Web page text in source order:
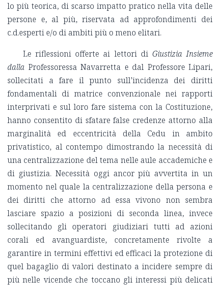
lo più teorica, di scarso impatto pratico nella vita delle
persone e, al più, riservata ad approfondimenti dei
c.d.esperti e/o di ambiti più o meno elitari.
Le riflessioni offerte ai lettori di Giustizia Insieme
dalla Professoressa Navarretta e dal Professore Lipari,
sollecitati a fare il punto sull’incidenza dei diritti
fondamentali di matrice convenzionale nei rapporti
interprivati e sul loro fare sistema con la Costituzione,
hanno consentito di sfatare false credenze attorno alla
marginalità ed eccentricità della Cedu in ambito
privatistico, al contempo dimostrando la necessità di
una centralizzazione del tema nelle aule accademiche e
di giustizia. Necessità oggi ancor più avvertita in un
momento nel quale la centralizzazione della persona e
dei diritti che attorno ad essa vivono non sembra
lasciare spazio a posizioni di seconda linea, invece
sollecitando gli operatori giudiziari tutti ad azioni
corali ed avanguardiste, concretamente rivolte a
garantire in termini effettivi ed efficaci la protezione di
quel bagaglio di valori destinato a incidere sempre di
più nelle vicende che toccano gli interessi più delicati